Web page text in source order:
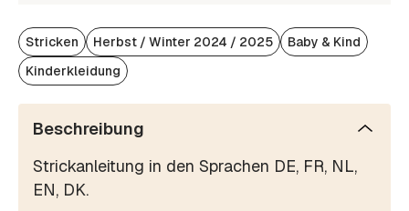
Stricken Herbst / Winter 2024 / 2025
Baby & Kind
Kinderkleidung
Beschreibung
Strickanleitung in den Sprachen DE, FR, NL,
EN, DK.